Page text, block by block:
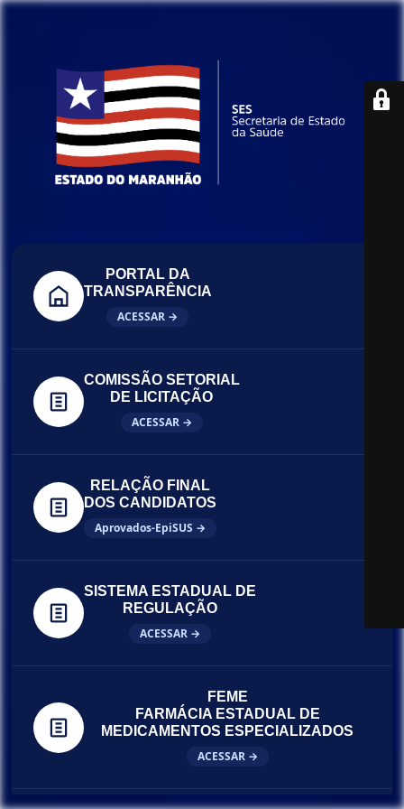
PORTAL DA
TRANSPARÊNCIA
ACESSAR →
COMISSÃO SETORIAL
DE LICITAÇÃO
ACESSAR →
RELAÇÃO FINAL
DOS CANDIDATOS
Aprovados-EpiSUS →
SISTEMA ESTADUAL DE
REGULAÇÃO
ACESSAR →
FEME
FARMÁCIA ESTADUAL DE
MEDICAMENTOS ESPECIALIZADOS
ACESSAR →